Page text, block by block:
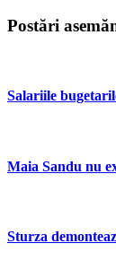
Postări
Salariile
Maia Sandu nu
Sturza